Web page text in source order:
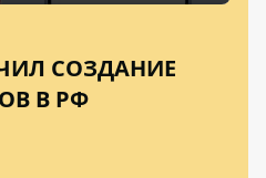
СОЗДАНИЕ
В РФ